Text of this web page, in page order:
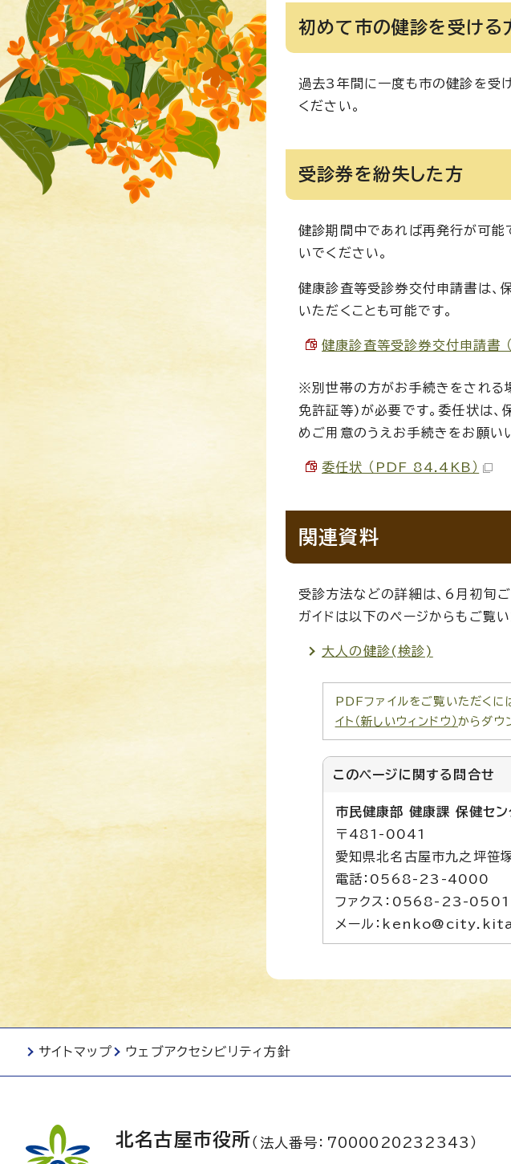
初めて市の健診を受ける
過去3年間に一度も市の健診を受
ください。
受診券を紛失した方
健診期間中であれば再発行が可能
いでください。
健康診査等受診券交付申請書は、
いただくことも可能です。
健康診査等受診券交付申請書
※別世帯の方がお手続きをされる
免許証等)が必要です。委任状は、
めご用意のうえお手続きをお願い
委任状 （PDF 84.4KB）
関連資料
受診方法などの詳細は、6月初旬ご
ガイドは以下のページからもご覧い
大人の健診(検診)
PDFファイルをご覧いただくに
イト（新しいウィンドウ）からダウ
このページに関する 問合せ
市民健康部 健康課 保健セン
〒481-0041
愛知県北名古屋市九之坪笹
電話：0568-23-4000
ファクス：0568-23-0501
メール：
サイトマップ ウェブアクセシビリティ方針
北名古屋市役所（法人番号：7000020232343）